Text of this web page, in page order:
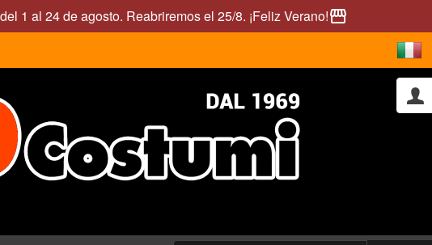
1 al 24 de agosto. Reabriremos el 25/8. ¡Feliz Verano!storefront